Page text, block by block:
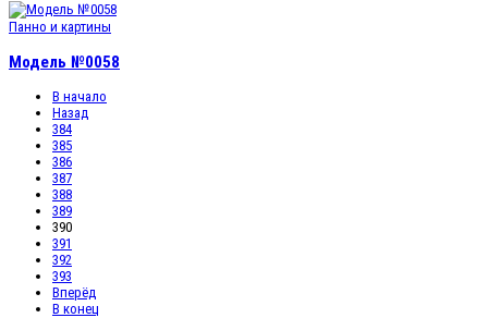
Панно и картины
Модель №0058
В начало
Назад
384
385
386
387
388
389
390
391
392
393
Вперёд
В конец